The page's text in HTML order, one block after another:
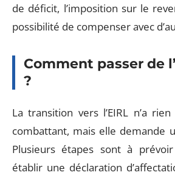
de déficit, l’imposition sur le
possibilité de compenser avec
Comment passer de
?
La transition vers l’EIRL n’a
combattant, mais elle demande
Plusieurs étapes sont à
établir une déclaration